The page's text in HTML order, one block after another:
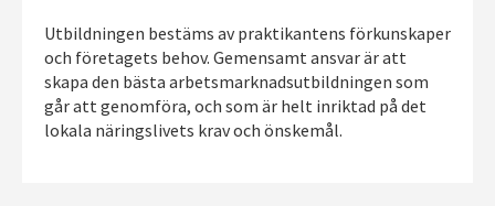
Utbildningen bestäms av praktikantens förkunskaper
och företagets behov. Gemensamt ansvar är att
skapa den bästa arbetsmarknadsutbildningen som
går att genomföra, och som är helt inriktad på det
lokala näringslivets krav och önskemål.